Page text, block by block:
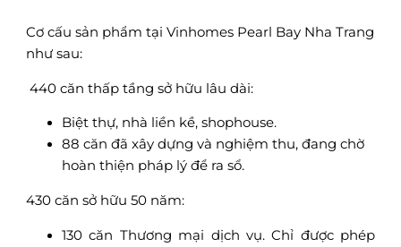
Cơ cấu sản phẩm tại Vinhomes Pearl Bay Nha Trang
như sau:
440 căn thấp tầng sở hữu lâu dài:
Biệt thự, nhà liền kề, shophouse.
88 căn đã xây dựng và nghiệm thu, đang chờ
hoàn thiện pháp lý để ra sổ.
430 căn sở hữu 50 năm:
130 căn Thương mại dịch vụ. Chỉ được phép